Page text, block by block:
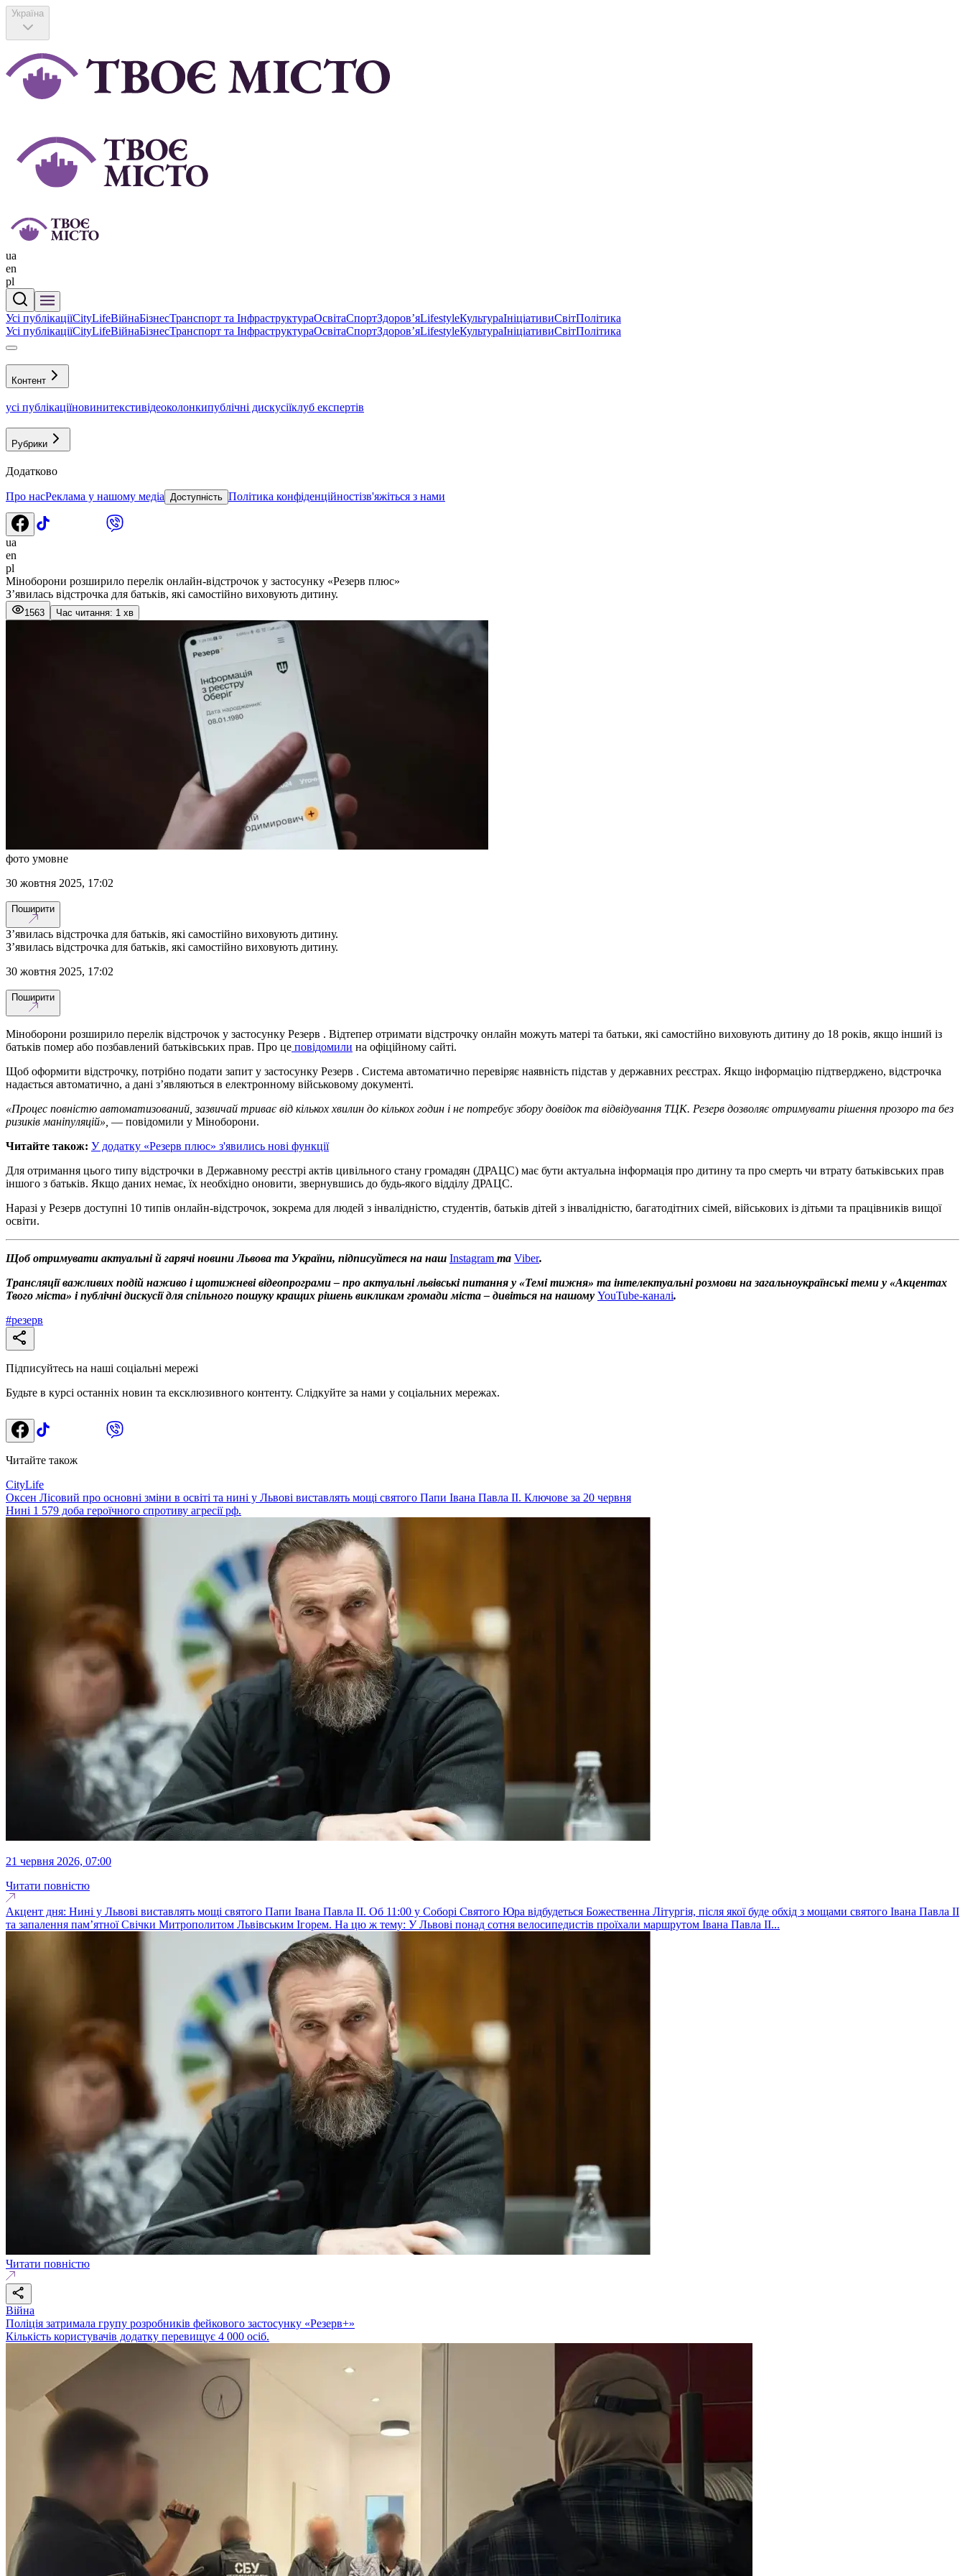
Україна
ua
en
pl
Усі публікаціїCityLifeВійнаБізнесТранспорт та ІнфраструктураОсвітаСпортЗдоровʼяLifestyleКультураІніціативиСвітПолітика
Усі публікаціїCityLifeВійнаБізнесТранспорт та ІнфраструктураОсвітаСпортЗдоровʼяLifestyleКультураІніціативиСвітПолітика
Контент
усі публікаціїновинитекстивідеоколонкипублічні дискусіїклуб експертів
Рубрики
Додатково
Про насРеклама у нашому медіа Доступність Політика конфіденційностізв'яжіться з нами
ua
en
pl
Міноборони розширило перелік онлайн-відстрочок у застосунку «Резерв плюс»
З’явилась відстрочка для батьків, які самостійно виховують дитину.
1563 Час читання: 1 хв
фото умовне
30 жовтня 2025, 17:02
Поширити
З’явилась відстрочка для батьків, які самостійно виховують дитину.
З’явилась відстрочка для батьків, які самостійно виховують дитину.
30 жовтня 2025, 17:02
Поширити
Міноборони розширило перелік відстрочок у застосунку Резерв . Відтепер отримати відстрочку онлайн можуть матері та батьки, які самостійно виховують дитину до 18 років, якщо інший із
батьків помер або позбавлений батьківських прав. Про це повідомили на офіційному сайті.
Щоб оформити відстрочку, потрібно подати запит у застосунку Резерв . Система автоматично перевіряє наявність підстав у державних реєстрах. Якщо інформацію підтверджено, відстрочка
надається автоматично, а дані з’являються в електронному військовому документі.
«Процес повністю автоматизований, зазвичай триває від кількох хвилин до кількох годин і не потребує збору довідок та відвідування ТЦК. Резерв дозволяє отримувати рішення прозоро та без
ризиків маніпуляцій», — повідомили у Міноборони.
Читайте також: У додатку «Резерв плюс» з'явились нові функції
Для отримання цього типу відстрочки в Державному реєстрі актів цивільного стану громадян (ДРАЦС) має бути актуальна інформація про дитину та про смерть чи втрату батьківських прав
іншого з батьків. Якщо даних немає, їх необхідно оновити, звернувшись до будь-якого відділу ДРАЦС.
Наразі у Резерв доступні 10 типів онлайн-відстрочок, зокрема для людей з інвалідністю, студентів, батьків дітей з інвалідністю, багатодітних сімей, військових із дітьми та працівників вищої
освіти.
Щоб отримувати актуальні й гарячі новини Львова та України, підписуйтеся на наш Instagram та Viber.
Трансляції важливих подій наживо і щотижневі відеопрограми – про актуальні львівські питання у «Темі тижня» та інтелектуальні розмови на загальноукраїнські теми у «Акцентах
Твого міста» і публічні дискусії для спільного пошуку кращих рішень викликам громади міста – дивіться на нашому YouTube-каналі.
#резерв
Підписуйтесь на наші соціальні мережі
Будьте в курсі останніх новин та ексклюзивного контенту. Слідкуйте за нами у соціальних мережах.
Читайте також
CityLife
Оксен Лісовий про основні зміни в освіті та нині у Львові виставлять мощі святого Папи Івана Павла ІІ. Ключове за 20 червня
Нині 1 579 доба героїчного спротиву агресії рф.
21 червня 2026, 07:00
Читати повністю
Акцент дня: Нині у Львові виставлять мощі святого Папи Івана Павла ІІ. Об 11:00 у Соборі Святого Юра відбудеться Божественна Літургія, після якої буде обхід з мощами святого Івана Павла ІІ
та запалення пам’ятної Свічки Митрополитом Львівським Ігорем. На цю ж тему: У Львові понад сотня велосипедистів проїхали маршрутом Івана Павла ІІ...
Читати повністю
Війна
Поліція затримала групу розробників фейкового застосунку «Резерв+»
Кількість користувачів додатку перевищує 4 000 осіб.